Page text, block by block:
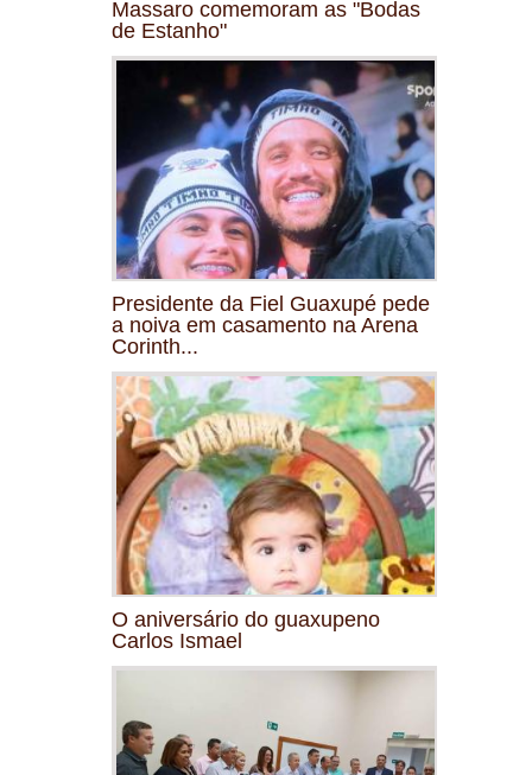
Massaro comemoram as "Bodas
de Estanho"
Presidente da Fiel Guaxupé pede
a noiva em casamento na Arena
Corinth...
O aniversário do guaxupeno
Carlos Ismael